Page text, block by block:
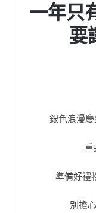
一年只
要
銀色浪漫
重
準備好禮
別擔